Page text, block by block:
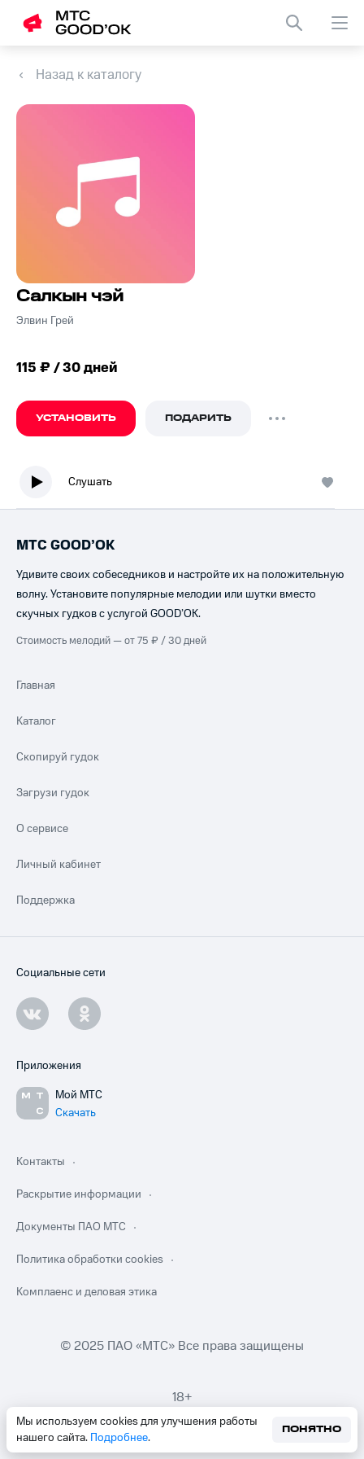
Назад к каталогу
Салкын чэй
Элвин Грей
115 ₽ / 30 дней
УСТАНОВИТЬ ПОДАРИТЬ
Слушать
Мы используем cookies для улучшения работы
нашего сайта. Подробнее.
ПОНЯТНО
МТС GOOD’OK
Удивите своих собеседников и настройте их на положительную
волну. Установите популярные мелодии или шутки вместо
скучных гудков с услугой GOOD’OK.
Стоимость мелодий — от 75 ₽ / 30 дней
Главная
Каталог
Скопируй гудок
Загрузи гудок
О сервисе
Личный кабинет
Поддержка
Социальные сети
Приложения
Мой МТС
Скачать
Контакты
Раскрытие информации
Документы ПАО МТС
Политика обработки cookies
Комплаенс и деловая этика
© 2025 ПАО «МТС» Все права защищены
18+